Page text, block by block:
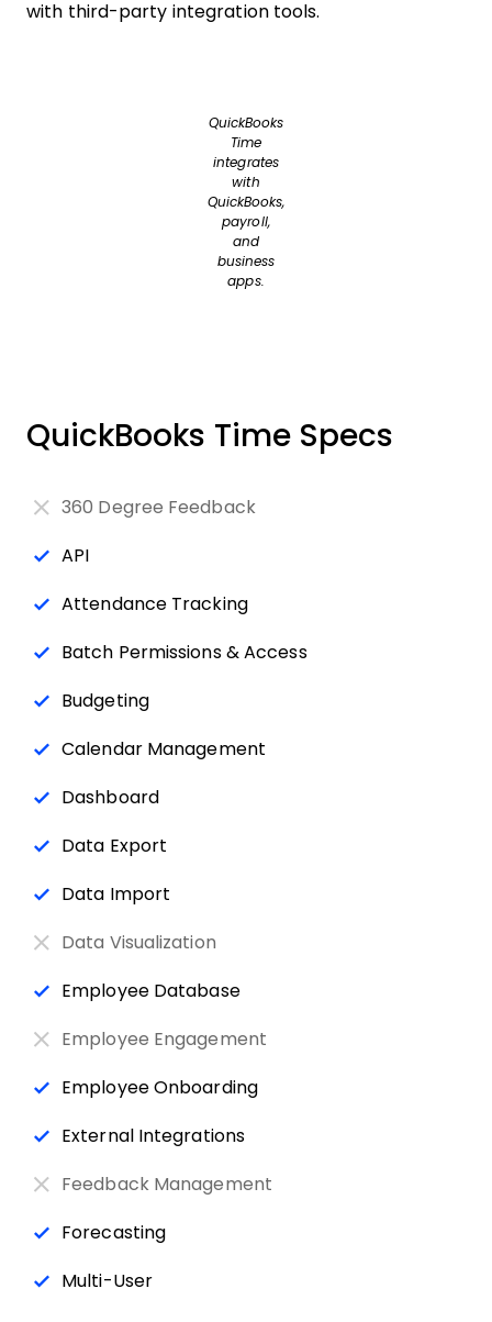
with third-party integration tools.
QuickBooks
Time
integrates
with
QuickBooks,
payroll,
and
business
apps.
QuickBooks Time Specs
360 Degree Feedback
API
Attendance Tracking
Batch Permissions & Access
Budgeting
Calendar Management
Dashboard
Data Export
Data Import
Data Visualization
Employee Database
Employee Engagement
Employee Onboarding
External Integrations
Feedback Management
Forecasting
Multi-User